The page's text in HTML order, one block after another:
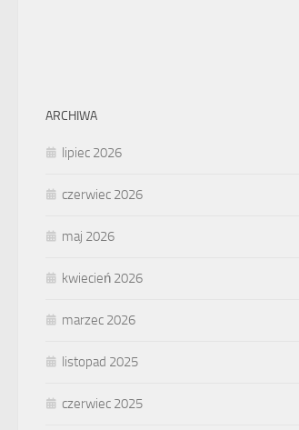
ARCHIWA
lipiec 2026
czerwiec 2026
maj 2026
kwiecień 2026
marzec 2026
listopad 2025
czerwiec 2025